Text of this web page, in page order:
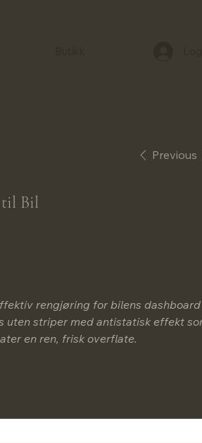
Previous
til Bil
rengjøring for bilens dashboard
uten striper med antistatisk effekt
en ren, frisk overflate.